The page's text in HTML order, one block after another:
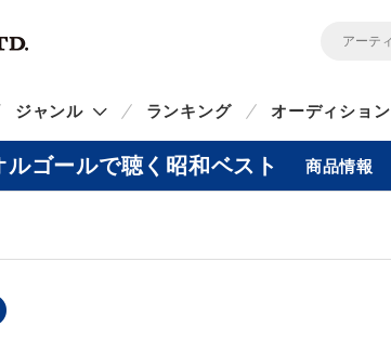
ジャンル ランキング オーディション
ルゴールで聴く昭和ベスト 商品情報